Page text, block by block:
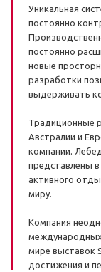
Уникальная
постоянно
постоянно
новые
разработки
выдерживать
Традиционные
Австралии и
компании.
представлены
активного
миру.
Компания
международных
мире выставок
достижения и